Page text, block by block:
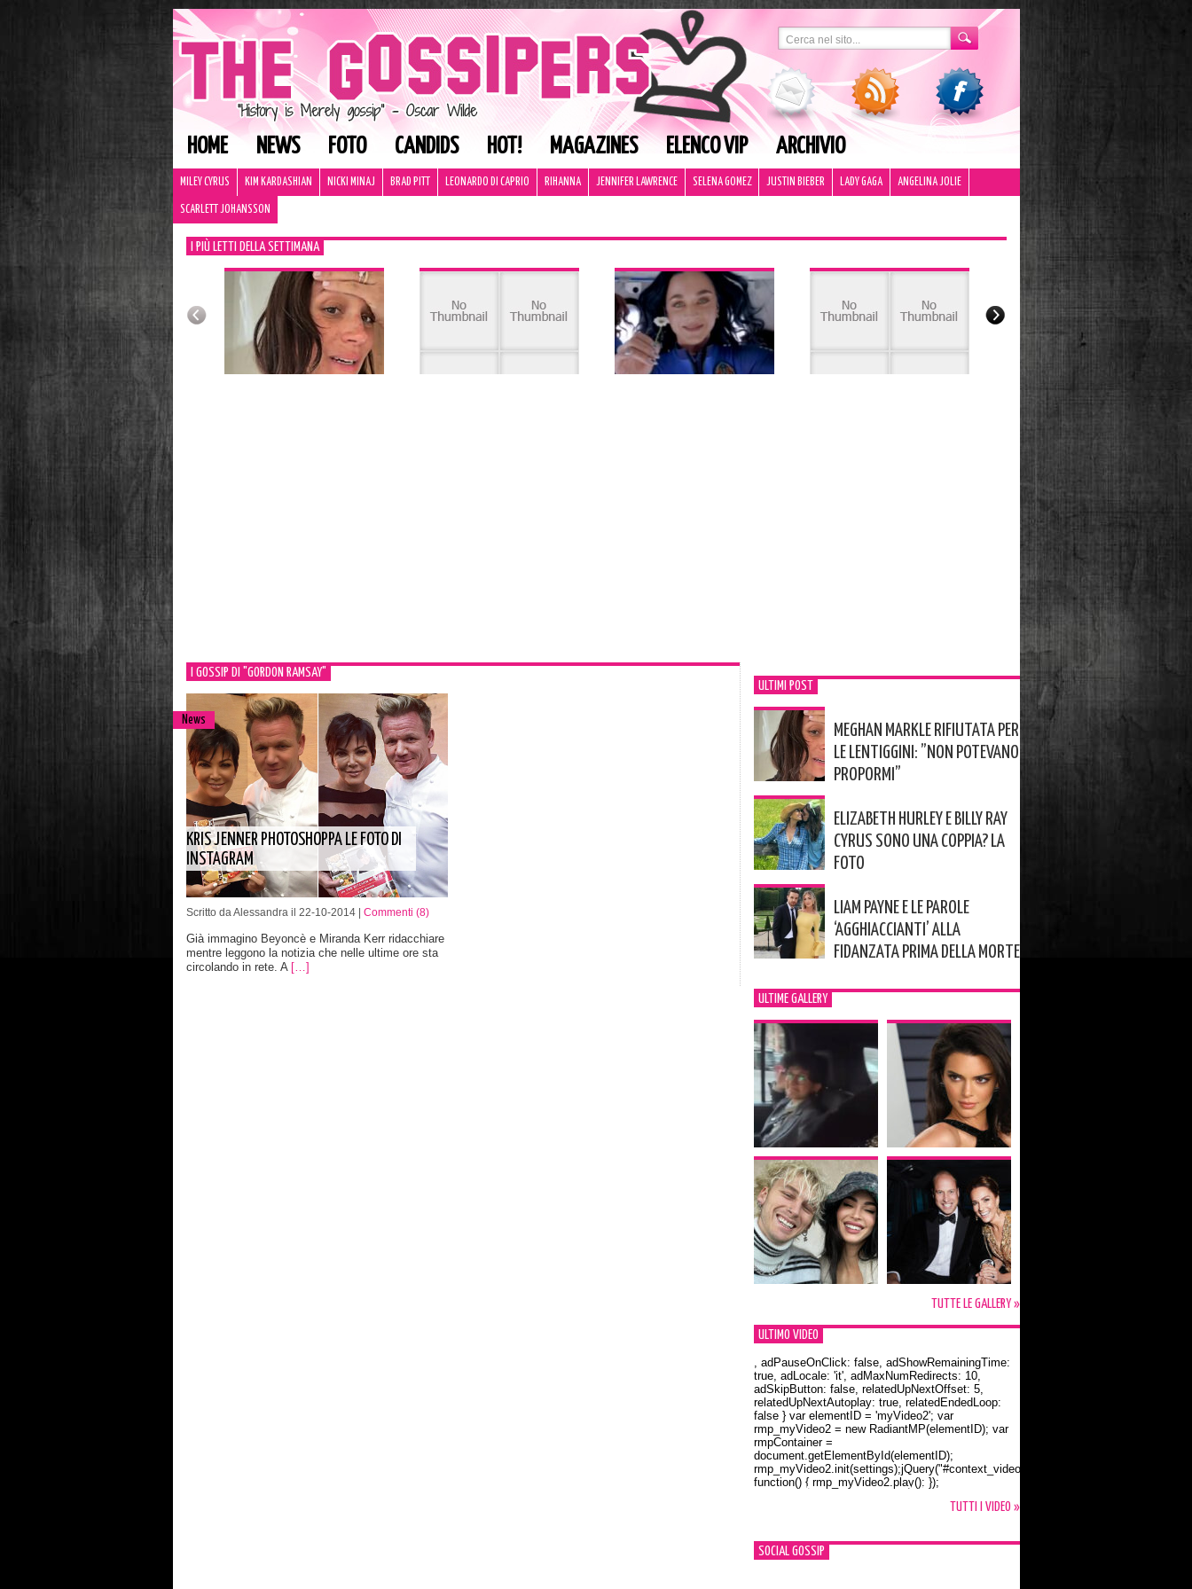
HOME NEWS FOTO CANDIDS HOT! MAGAZINES ELENCO VIP ARCHIVIO
MILEY CYRUS KIM KARDASHIAN NICKI MINAJ BRAD PITT LEONARDO DI CAPRIO RIHANNA JENNIFER LAWRENCE SELENA GOMEZ JUSTIN BIEBER LADY GAGA ANGELINA JOLIE
SCARLETT JOHANSSON
I PIÙ LETTI DELLA SETTIMANA
I GOSSIP DI "GORDON RAMSAY"
News
KRIS JENNER PHOTOSHOPPA LE FOTO DI
INSTAGRAM
Scritto da Alessandra il 22-10-2014 | Commenti (8)
Già immagino Beyoncè e Miranda Kerr ridacchiare
mentre leggono la notizia che nelle ultime ore sta
circolando in rete. A […]
ULTIMI POST
MEGHAN MARKLE RIFIUTATA PER
LE LENTIGGINI: ”NON POTEVANO
PROPORMI”
ELIZABETH HURLEY E BILLY RAY
CYRUS SONO UNA COPPIA? LA
FOTO
LIAM PAYNE E LE PAROLE
‘AGGHIACCIANTI’ ALLA
FIDANZATA PRIMA DELLA MORTE
ULTIME GALLERY
TUTTE LE GALLERY »
ULTIMO VIDEO
Orlando Bloom e la t-shirt dedicata a Flynn
, adPauseOnClick: false, adShowRemainingTime:
true, adLocale: 'it', adMaxNumRedirects: 10,
adSkipButton: false, relatedUpNextOffset: 5,
relatedUpNextAutoplay: true, relatedEndedLoop:
false } var elementID = 'myVideo2'; var
rmp_myVideo2 = new RadiantMP(elementID); var
rmpContainer =
document.getElementById(elementID);
rmp_myVideo2.init(settings);jQuery("#context_video2").one("mouseover",
function() { rmp_myVideo2.play(); });
TUTTI I VIDEO »
SOCIAL GOSSIP